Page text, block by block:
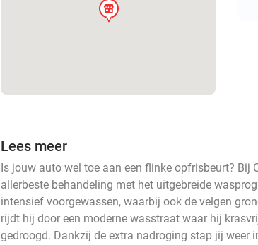
store
Lees meer
Is jouw auto wel toe aan een flinke opfrisbeurt? Bij
allerbeste behandeling met het uitgebreide
intensief voorgewassen, waarbij ook de velgen
rijdt hij door een moderne wasstraat waar hij
gedroogd. Dankzij de extra nadroging stap jij weer